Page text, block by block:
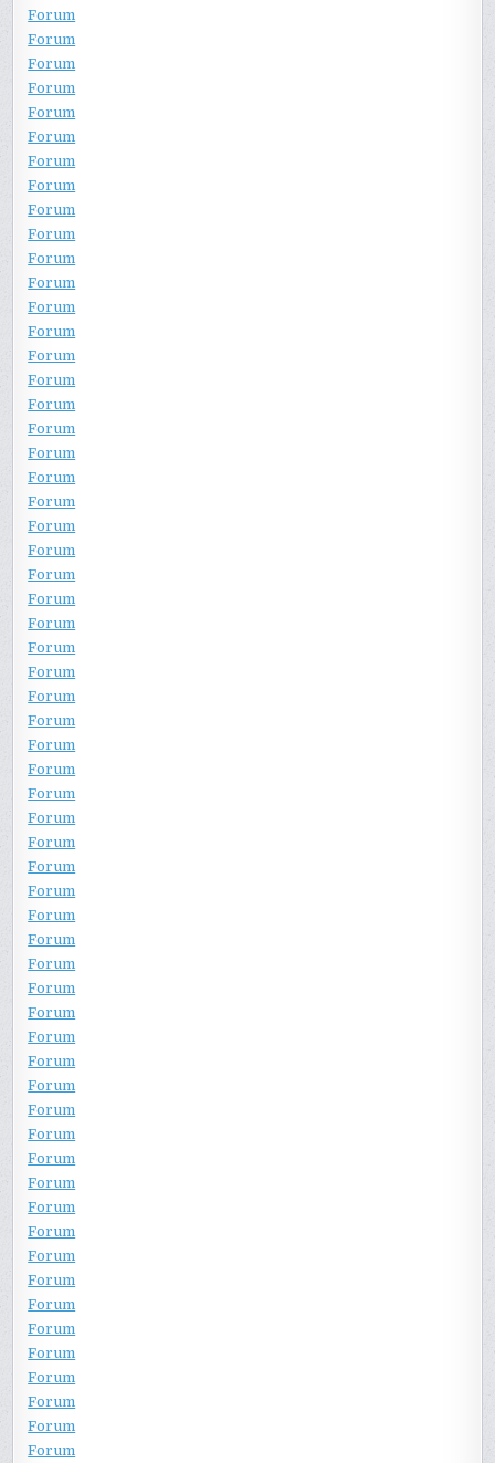
Forum
Forum
Forum
Forum
Forum
Forum
Forum
Forum
Forum
Forum
Forum
Forum
Forum
Forum
Forum
Forum
Forum
Forum
Forum
Forum
Forum
Forum
Forum
Forum
Forum
Forum
Forum
Forum
Forum
Forum
Forum
Forum
Forum
Forum
Forum
Forum
Forum
Forum
Forum
Forum
Forum
Forum
Forum
Forum
Forum
Forum
Forum
Forum
Forum
Forum
Forum
Forum
Forum
Forum
Forum
Forum
Forum
Forum
Forum
Forum